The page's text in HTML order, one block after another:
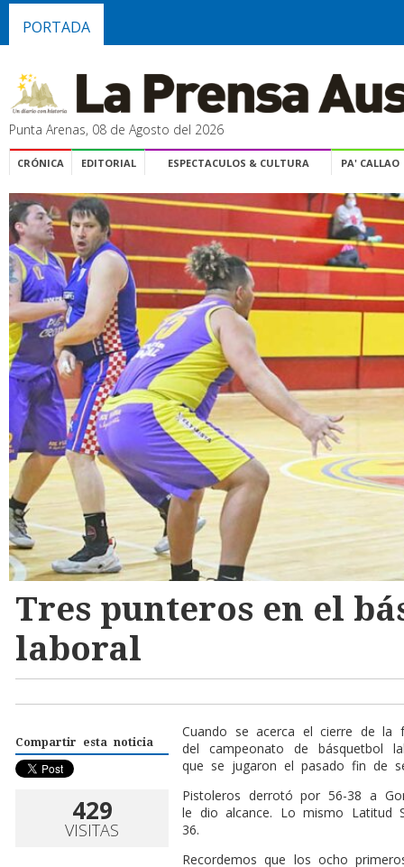
PORTADA
Punta Arenas, 08 de Agosto del 2026
CRÓNICA EDITORIAL ESPECTACULOS & CULTURA PA' CALLAO
Tres punteros en el
laboral
Compartir esta noticia
429
VISITAS
Cuando se acerca el cierre de la
del campeonato de básquetbol
que se jugaron el pasado fin de
Pistoleros derrotó por 56-38 a
le dio alcance. Lo mismo Latitud
36.
Recordemos que los ocho